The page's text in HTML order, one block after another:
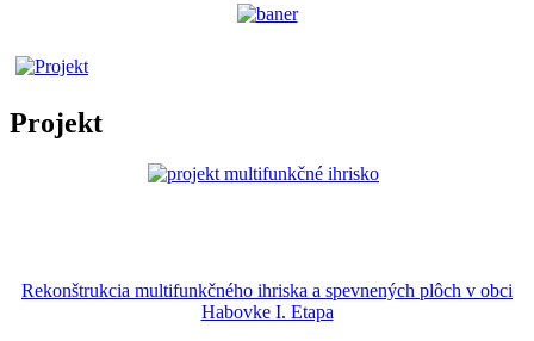
Projekt
Rekonštrukcia multifunkčného ihriska a spevnených plôch v obci
Habovke I. Etapa